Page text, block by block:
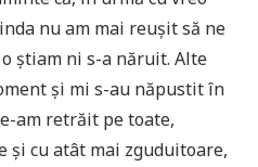
nu am mai reușit să ne
știam ni s-a năruit. Alte
și mi s-au năpustit în
am retrăit pe toate,
și cu atât mai zguduitoare,